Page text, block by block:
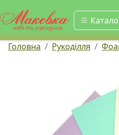
шукати
Головна Рукоділля